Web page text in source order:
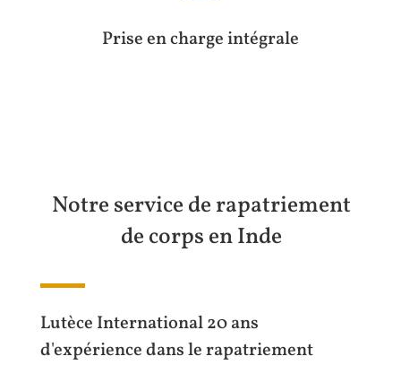
Prise en charge intégrale
Notre service de rapatriement
de corps en Inde
Lutèce International 20 ans
d'expérience dans le rapatriement